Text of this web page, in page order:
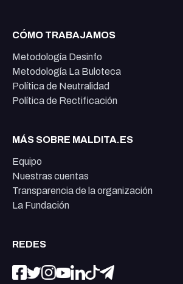
CÓMO TRABAJAMOS
Metodología Desinfo
Metodología La Buloteca
Política de Neutralidad
Política de Rectificación
MÁS SOBRE MALDITA.ES
Equipo
Nuestras cuentas
Transparencia de la organización
La Fundación
REDES